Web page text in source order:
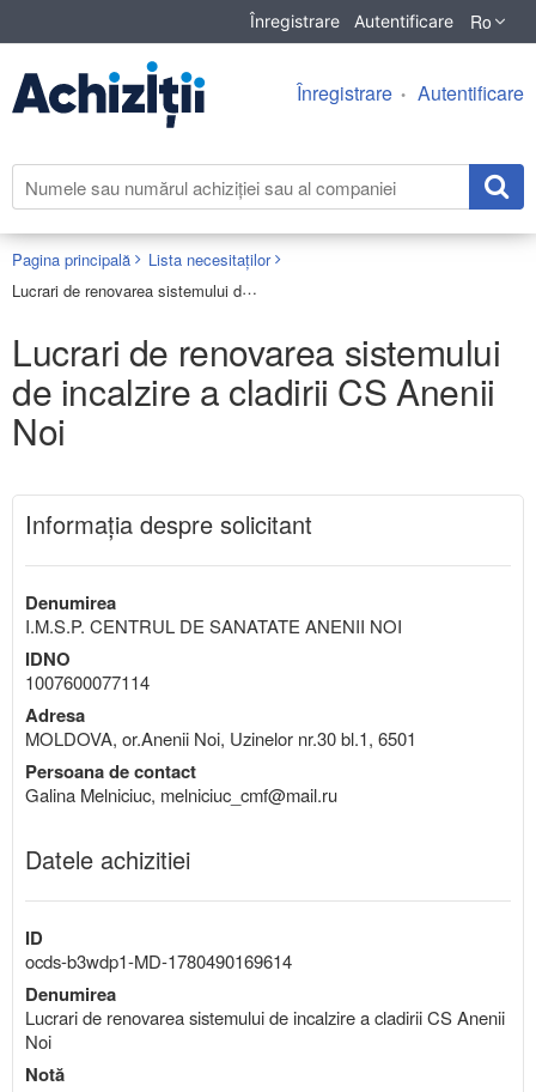
Înregistrare Autentificare Ro
Înregistrare Autentificare
Pagina principală
Lista necesitaților
Lucrari de renovarea sistemului de incalzire a cladirii CS Anenii Noi
Lucrari de renovarea sistemului
de incalzire a cladirii CS Anenii
Noi
Informaţia despre solicitant
Denumirea
I.M.S.P. CENTRUL DE SANATATE ANENII NOI
IDNO
1007600077114
Adresa
MOLDOVA, or.Anenii Noi, Uzinelor nr.30 bl.1, 6501
Persoana de contact
Galina Melniciuc, melniciuc_cmf@mail.ru
Datele achizitiei
ID
ocds-b3wdp1-MD-1780490169614
Denumirea
Lucrari de renovarea sistemului de incalzire a cladirii CS Anenii
Noi
Notă